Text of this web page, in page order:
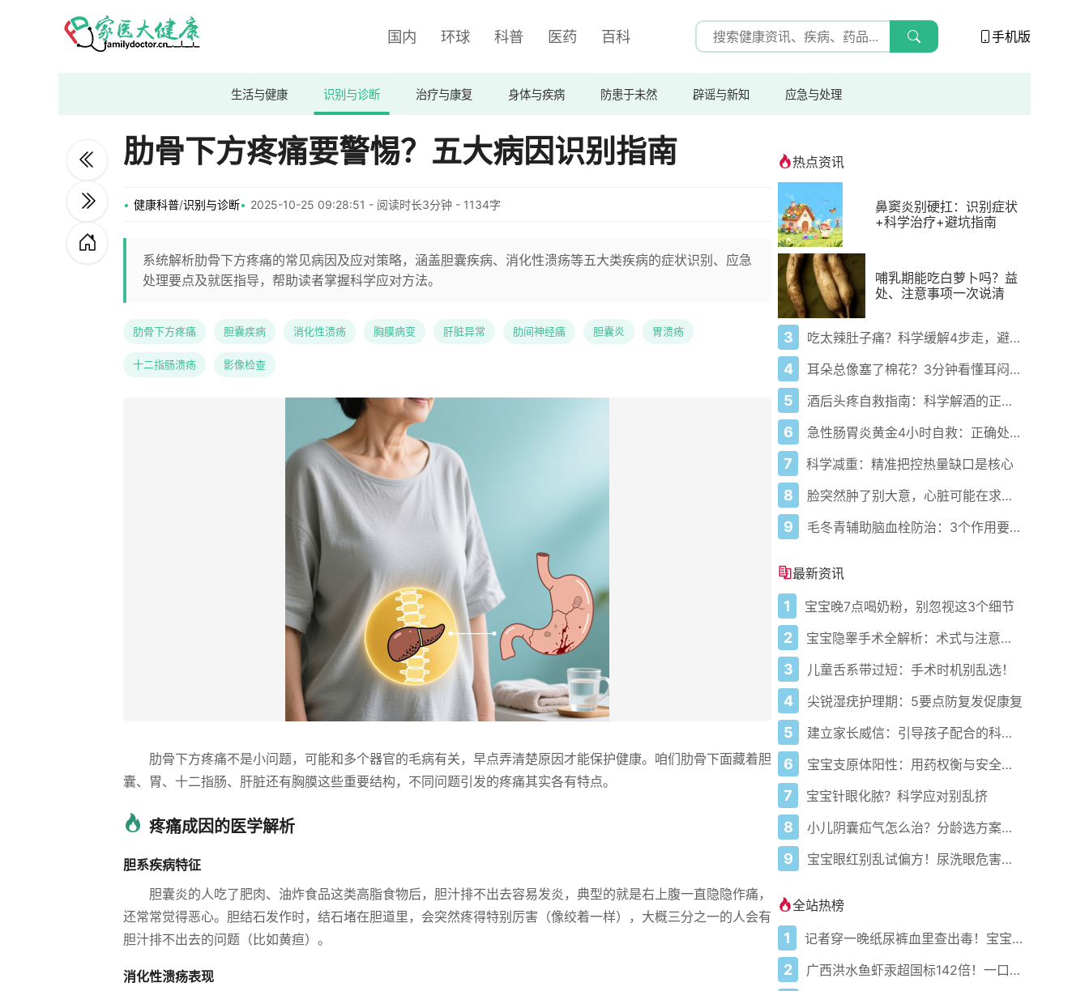
国内 环球 科普 医药 百科 手机版
生活与健康 识别与诊断 治疗与康复 身体与疾病 防患于未然 辟谣与新知 应急与处理
肋骨下方疼痛要警惕？五大病因识别指南
健康科普/识别与诊断 2025-10-25 09:28:51 - 阅读时长3分钟 - 1134字
系统解析肋骨下方疼痛的常见病因及应对策略，涵盖胆囊疾病、消化性溃疡等五大类疾病的症状识别、应急
处理要点及就医指导，帮助读者掌握科学应对方法。
肋骨下方疼痛 胆囊疾病 消化性溃疡 胸膜病变 肝脏异常 肋间神经痛 胆囊炎 胃溃疡
十二指肠溃疡 影像检查
肋骨下方疼痛不是小问题，可能和多个器官的毛病有关，早点弄清楚原因才能保护健康。咱们肋骨下面藏着胆
囊、胃、十二指肠、肝脏还有胸膜这些重要结构，不同问题引发的疼痛其实各有特点。
疼痛成因的医学解析
胆系疾病特征
胆囊炎的人吃了肥肉、油炸食品这类高脂食物后，胆汁排不出去容易发炎，典型的就是右上腹一直隐隐作痛，
还常常觉得恶心。胆结石发作时，结石堵在胆道里，会突然疼得特别厉害（像绞着一样），大概三分之一的人会有
胆汁排不出去的问题（比如黄疸）。
消化性溃疡表现
热点资讯
鼻窦炎别硬扛：识别症状
+科学治疗+避坑指南
哺乳期能吃白萝卜吗？益
处、注意事项一次说清
3 吃太辣肚子痛？科学缓解4步走，避免“辣出胃炎”
4 耳朵总像塞了棉花？3分钟看懂耳闷的真相与自救指南
5 酒后头疼自救指南：科学解酒的正确打开方式
6 急性肠胃炎黄金4小时自救：正确处置与误区避坑关键
7 科学减重：精准把控热量缺口是核心
8 脸突然肿了别大意，心脏可能在求救？
9 毛冬青辅助脑血栓防治：3个作用要清楚，别乱用药
最新资讯
1 宝宝晚7点喝奶粉，别忽视这3个细节
2 宝宝隐睾手术全解析：术式与注意事项
3 儿童舌系带过短：手术时机别乱选！
4 尖锐湿疣护理期：5要点防复发促康复
5 建立家长威信：引导孩子配合的科学育儿法
6 宝宝支原体阳性：用药权衡与安全应对指南
7 宝宝针眼化脓？科学应对别乱挤
8 小儿阴囊疝气怎么治？分龄选方案更科学
9 宝宝眼红别乱试偏方！尿洗眼危害极大
全站热榜
1 记者穿一晚纸尿裤血里查出毒！宝宝血液浓度竟是成人的5倍？
2 广西洪水鱼虾汞超国标142倍！一口送命真不是吓唬你